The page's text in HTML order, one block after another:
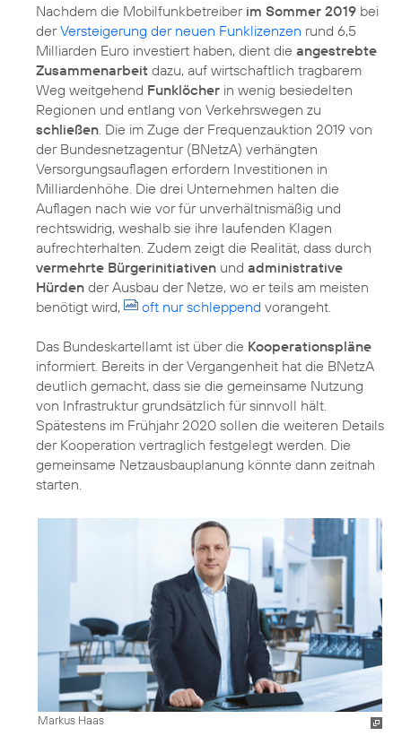
Nachdem die Mobilfunkbetreiber im Sommer 2019 bei
derVersteigerung der neuen Funklizenzen rund 6,5
Milliarden Euro investiert haben, dient die angestrebte
Zusammenarbeit dazu, auf wirtschaftlich tragbarem
Weg weitgehend Funklöcher in wenig besiedelten
Regionen und entlang von Verkehrswegen zu
schließen . Die im Zuge der Frequenzauktion 2019 von
der Bundesnetzagentur (BNetzA) verhängten
Versorgungsauflagen erfordern Investitionen in
Milliardenhöhe. Die drei Unternehmen halten die
Auflagen nach wie vor für unverhältnismäßig und
rechtswidrig, weshalb sie ihre laufenden Klagen
aufrechterhalten. Zudem zeigt die Realität, dass durch
vermehrte Bürgerinitiativen und administrative
Hürden der Ausbau der Netze, wo er teils am meisten
benötigt wird,
oft nur schleppend vorangeht.
Das Bundeskartellamt ist über die Kooperationspläne
informiert. Bereits in der Vergangenheit hat die BNetzA
deutlich gemacht, dass sie die gemeinsame Nutzung
von Infrastruktur grundsätzlich für sinnvoll hält.
Spätestens im Frühjahr 2020 sollen die weiteren Details
der Kooperation vertraglich festgelegt werden. Die
gemeinsame Netzausbauplanung könnte dann zeitnah
starten.
Markus Haas